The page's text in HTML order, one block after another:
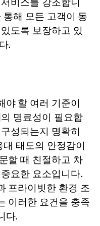
해 모든 고객이 동
도록 보장하고 있
.
야 할 여러 기준이
명료성이 필요합
성되는지 명확히
태도의 안정감이
할 때 친절하고 차
요한 요소입니다.
프라이빗한 환경 조
이러한 요건을 충족
다.